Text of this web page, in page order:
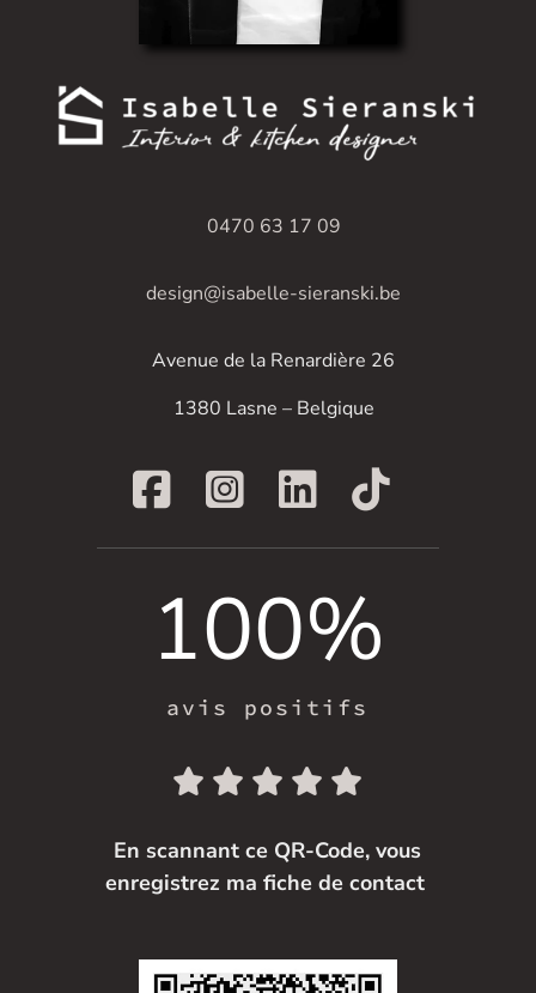
0470 63 17 09
design@isabelle-sieranski.be
Avenue de la Renardière 26
1380 Lasne – Belgique
100%
avis positifs
En scannant ce QR-Code, vous
enregistrez ma fiche de contact